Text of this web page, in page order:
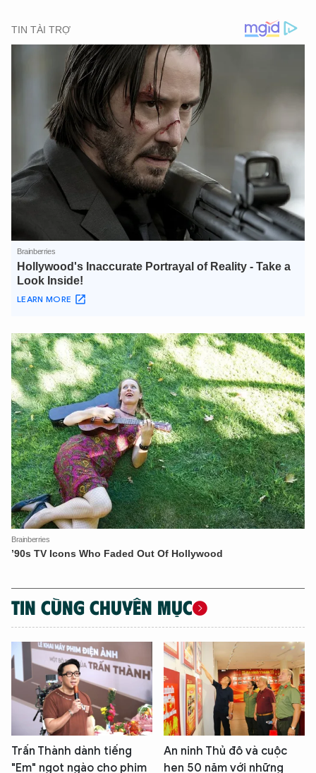
TIN CÙNG CHUYÊN MỤC
Trấn Thành dành tiếng
"Em" ngọt ngào cho phim
An ninh Thủ đô và cuộc
hẹn 50 năm với những